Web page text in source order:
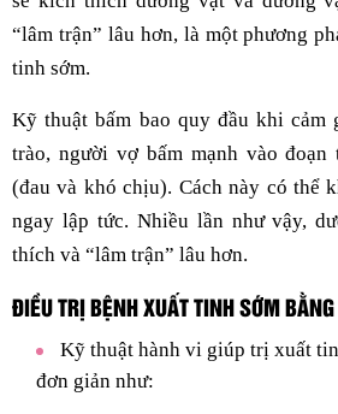
“lâm trận” lâu hơn, là một phương
tinh sớm.
Kỹ thuật bấm bao quy đầu khi cảm
trào, người vợ bấm mạnh vào đoạn
(đau và khó chịu). Cách này có thể
ngay lập tức. Nhiều lần như vậy,
thích và “lâm trận” lâu hơn.
ĐIỀU TRỊ BỆNH XUẤT TINH SỚM
Kỹ thuật hành vi giúp trị xuất
đơn giản như: